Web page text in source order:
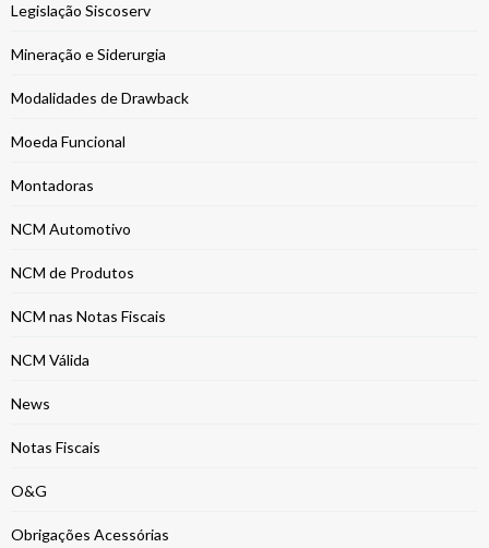
Legislação Siscoserv
Mineração e Siderurgia
Modalidades de Drawback
Moeda Funcional
Montadoras
NCM Automotivo
NCM de Produtos
NCM nas Notas Fiscais
NCM Válida
News
Notas Fiscais
O&G
Obrigações Acessórias